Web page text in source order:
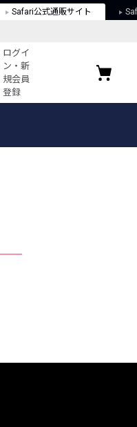
Safari公式通販サイト
ログイ
ン・新
規会員
登録
お気に入りブ